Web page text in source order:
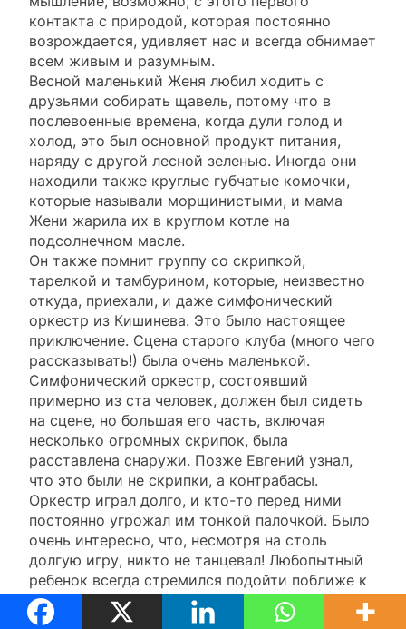
контакта с природой, которая постоянно
возрождается, удивляет нас и всегда обнимает
всем живым и разумным.
Весной маленький Женя любил ходить с
друзьями собирать щавель, потому что в
послевоенные времена, когда дули голод и
холод, это был основной продукт питания,
наряду с другой лесной зеленью. Иногда они
находили также круглые губчатые комочки,
которые называли морщинистыми, и мама
Жени жарила их в круглом котле на
подсолнечном масле.
Он также помнит группу со скрипкой,
тарелкой и тамбурином, которые, неизвестно
откуда, приехали, и даже симфонический
оркестр из Кишинева. Это было настоящее
приключение. Сцена старого клуба (много чего
рассказывать!) была очень маленькой.
Симфонический оркестр, состоявший
примерно из ста человек, должен был сидеть
на сцене, но большая его часть, включая
несколько огромных скрипок, была
расставлена снаружи. Позже Евгений узнал,
что это были не скрипки, а контрабасы.
Оркестр играл долго, и кто-то перед ними
постоянно угрожал им тонкой палочкой. Было
очень интересно, что, несмотря на столь
долгую игру, никто не танцевал! Любопытный
ребенок всегда стремился подойти поближе к
этим большим скрипкам и хотя бы пальцем
коснуться их рукавов. Казалось, они пришли